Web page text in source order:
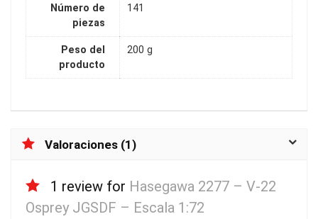
Número de
piezas
141
Peso del
producto
200 g
Valoraciones (1)
1 review for Hasegawa 2277 – V-22
Osprey JGSDF – Escala 1:72